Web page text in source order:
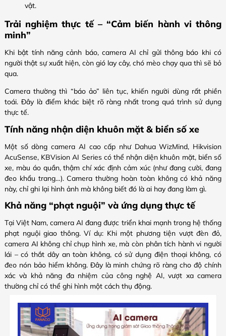
vật.
Trải nghiệm thực tế – “Cảm biến hành vi thông
minh”
Khi bật tính năng cảnh báo, camera AI chỉ gửi thông báo khi có
người thật sự xuất hiện, còn gió lay cây, chó mèo chạy qua thì sẽ bỏ
qua.
Camera thường thì “báo ảo” liên tục, khiến người dùng rất phiền
toái. Đây là điểm khác biệt rõ ràng nhất trong quá trình sử dụng
thực tế.
Tính năng nhận diện khuôn mặt & biển số xe
Một số dòng camera AI cao cấp như Dahua WizMind, Hikvision
AcuSense, KBVision AI Series có thể nhận diện khuôn mặt, biển số
xe, màu áo quần, thậm chí xác định cảm xúc (như đang cười, đang
đeo khẩu trang…). Camera thường hoàn toàn không có khả năng
này, chỉ ghi lại hình ảnh mà không biết đó là ai hay đang làm gì.
Khả năng “phạt nguội” và ứng dụng thực tế
Tại Việt Nam, camera AI đang được triển khai mạnh trong hệ thống
phạt nguội giao thông.Ví dụ: Khi một phương tiện vượt đèn đỏ,
camera AI không chỉ chụp hình xe, mà còn phân tích hành vi người
lái – có thắt dây an toàn không, có sử dụng điện thoại không, có
đeo nón bảo hiểm không. Đây là minh chứng rõ ràng cho độ chính
xác và khả năng đa nhiệm của công nghệ AI, vượt xa camera
thường chỉ có thể ghi hình một cách thụ động.